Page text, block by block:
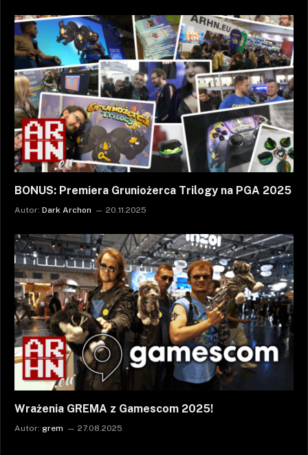
BONUS: Premiera Gruniożerca Trilogy na PGA 2025
Autor: Dark Archon 20.11.2025
Wrażenia GREMA z Gamescom 2025!
Autor: grem 27.08.2025